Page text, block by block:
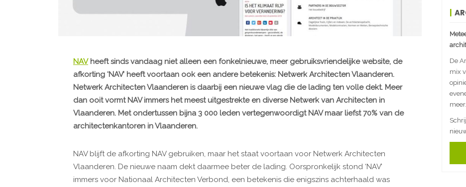
NAVheeft sinds vandaag niet alleen een fonkelnieuwe, meer gebruiksvriendelijke website, de
afkorting ‘NAV’ heeft voortaan ook een andere betekenis: Netwerk Architecten Vlaanderen.
Netwerk Architecten Vlaanderen is daarbij een nieuwe vlag die de lading ten volle dekt. Meer
dan ooit vormt NAV immers het meest uitgestrekte en diverse Netwerk van Architecten in
Vlaanderen. Met ondertussen bijna 3 000 leden vertegenwoordigt NAV maar liefst 70% van de
architectenkantoren in Vlaanderen.
NAV blijft de afkorting NAV gebruiken, maar het staat voortaan voor Netwerk Architecten
Vlaanderen. De nieuwe naam dekt daarmee beter de lading. Oorspronkelijk stond ‘NAV’
immers voor Nationaal Architecten Verbond, een betekenis die enigszins achterhaald was
De
mix
meer.